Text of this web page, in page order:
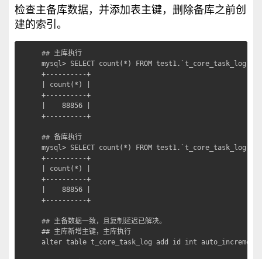
检查主备库数据，并添加表主键，删除备库之前创
建的索引。
## 主库执行
mysql> SELECT count(*) FROM test1.`t_core_task_log` ;
+----------+
| count(*) |
+----------+
|    88856 |
+----------+
## 备库执行
mysql> SELECT count(*) FROM test1.`t_core_task_log` ;
+----------+
| count(*) |
+----------+
|    88856 |
+----------+
## 主备数据一致，且复制延迟已解决。
## 主库新增主键，主库执行
alter table t_core_task_log add id int auto_increment